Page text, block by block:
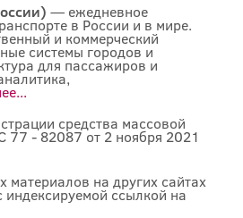
— ежедневное
в России и в мире.
и коммерческий
системы городов и
для пассажиров и
средства массовой
- 82087 от 2 ноября 2021
материалов на других сайтах
индексируемой ссылкой на